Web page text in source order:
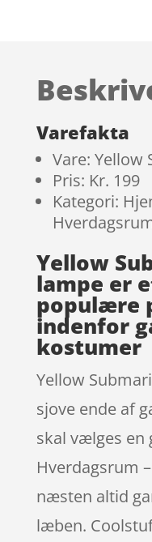
kundebed
Varefakta
Vare: Yellow
Pris: Kr. 199
Kategori:
Yellow
lampe er
populære
indenfor
kostumer
Yellow
sjove ende af
skal vælges en
Hverdagsrum
næsten altid
læben.